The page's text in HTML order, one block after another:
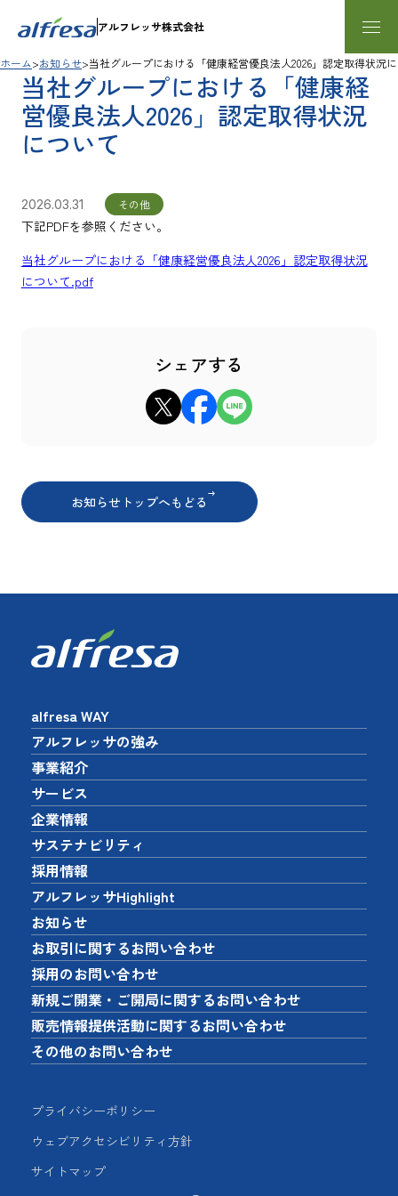
アルフレッサ株式会社
ホーム お知らせ 当社グループにおける「健康経営優良法人2026」認定取得状況
当社グループにおける「健康経
営優良法人2026」認定取得状況
について
2026.03.31 その他
下記PDFを参照ください。
当社グループにおける「健康経営優良法人2026」認定取得状況
について.pdf
シェアする
xでシェアFacebookでシェア
LINEでシェア
お知らせトップへもどる
alfresa WAY
アルフレッサの強み
事業紹介
サービス
企業情報
サステナビリティ
採用情報
アルフレッサHighlight
お知らせ
お取引に関するお問い合わせ
採用のお問い合わせ
新規ご開業・ご開局に関するお問い合わせ
販売情報提供活動に関するお問い合わせ
その他のお問い合わせ
プライバシーポリシー
ウェブアクセシビリティ方針
サイトマップ